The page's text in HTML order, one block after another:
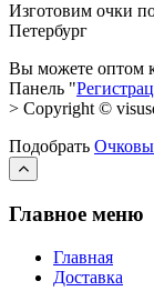
Изготовим очки
Петербург
Вы можете оптом
Панель "
> Copyright ©
Подобрать
Главное меню
Главная
Доставка